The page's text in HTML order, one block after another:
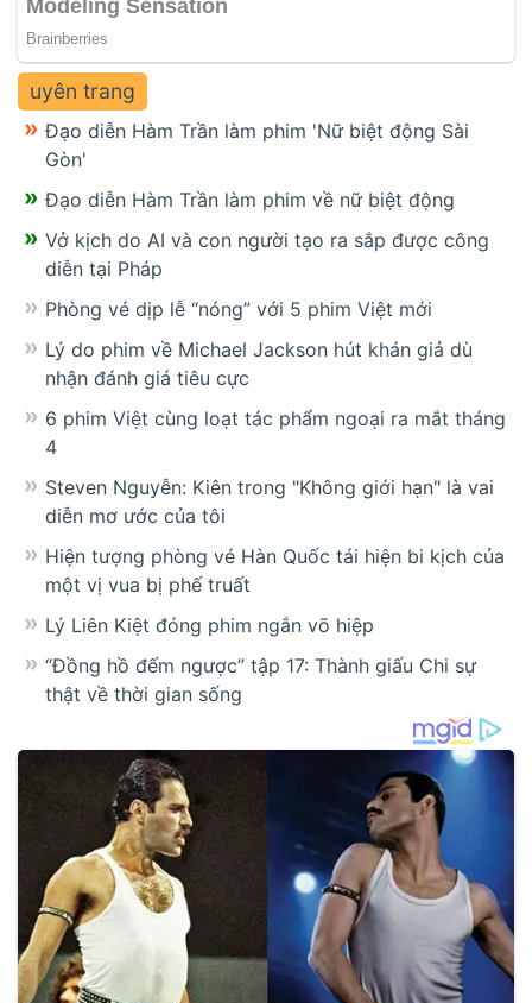
uyên trang
Đạo diễn Hàm Trần làm phim 'Nữ biệt động Sài
Gòn'
Đạo diễn Hàm Trần làm phim về nữ biệt động
Vở kịch do AI và con người tạo ra sắp được công
diễn tại Pháp
Phòng vé dịp lễ “nóng” với 5 phim Việt mới
Lý do phim về Michael Jackson hút khán giả dù
nhận đánh giá tiêu cực
6 phim Việt cùng loạt tác phẩm ngoại ra mắt tháng
4
Steven Nguyễn: Kiên trong "Không giới hạn" là vai
diễn mơ ước của tôi
Hiện tượng phòng vé Hàn Quốc tái hiện bi kịch của
một vị vua bị phế truất
Lý Liên Kiệt đóng phim ngắn võ hiệp
“Đồng hồ đếm ngược” tập 17: Thành giấu Chi sự
thật về thời gian sống